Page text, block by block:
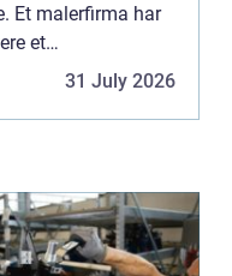
Et malerfirma har
et
er der nogle
31 July 2026